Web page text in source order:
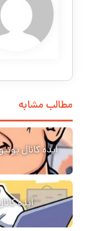
مطالب مشابه
ایده کانال
ایده